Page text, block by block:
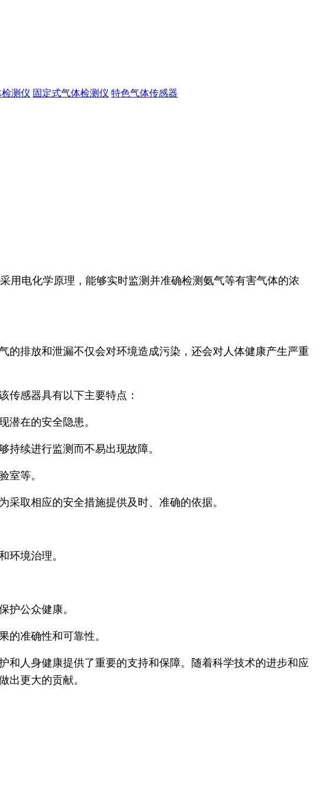
测仪 固定式气体检测仪 特色气体传感器
用电化学原理，能够实时监测并准确检测氨气等有害气体的浓
排放和泄漏不仅会对环境造成污染，还会对人体健康产生严重
传感器具有以下主要特点：
潜在的安全隐患。
持续进行监测而不易出现故障。
室等。
取相应的安全措施提供及时、准确的依据。
环境治理。
护公众健康。
的准确性和可靠性。
和人身健康提供了重要的支持和保障。随着科学技术的进步和应
出更大的贡献。